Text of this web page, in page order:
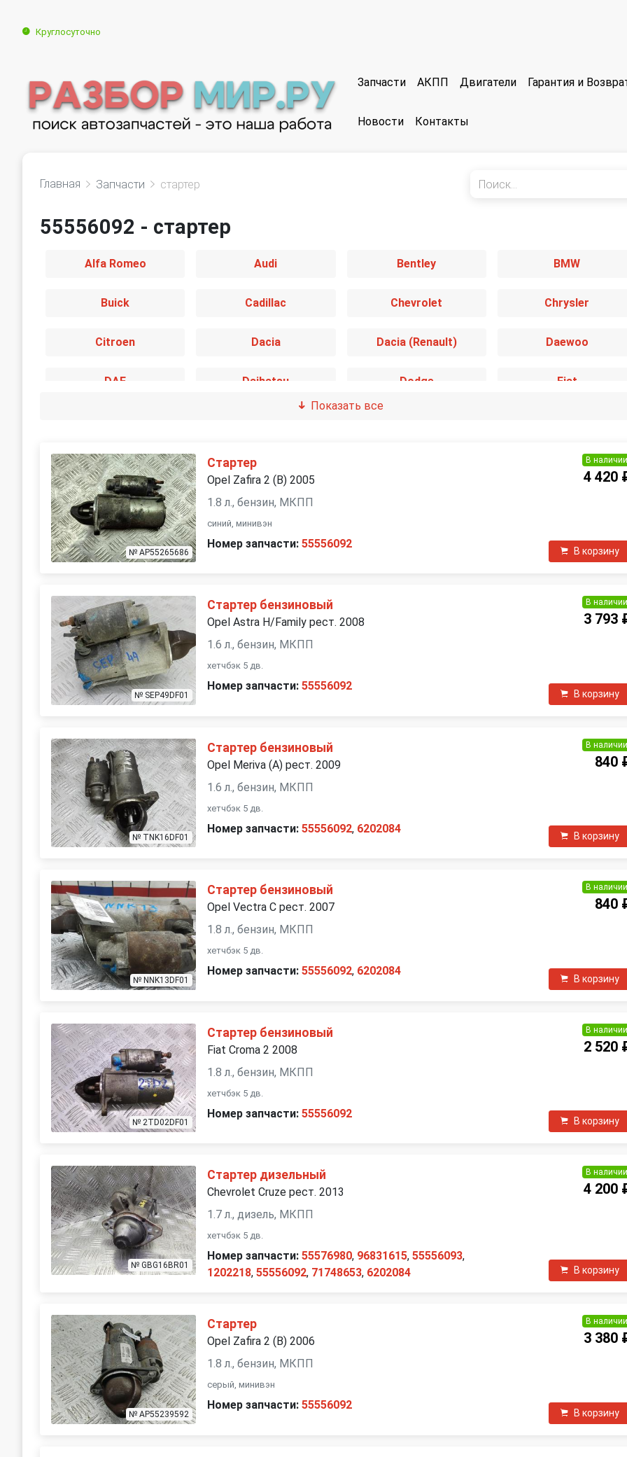
Круглосуточно
Запчасти АКПП Двигатели Гарантия и
Новости Контакты
Главная Запчасти стартер
55556092 - стартер
Alfa Romeo Audi Bentley BMW
Buick Cadillac Chevrolet Chrysler
Citroen Dacia Dacia (Renault) Daewoo
DAF Daihatsu Dodge Fiat
Honda Hummer Infiniti
Isuzu IVECO
Kia Lamborghini Land Rover
Mercedes-Benz MG Mitsubishi
Nissan
Proton Saab
SsangYong Subaru
Toyota Volkswagen
Показать все
№ AP55265686
Стартер
Opel Zafira 2 (B) 2005
1.8 л., бензин, МКПП
синий, минивэн
Номер запчасти: 55556092
В наличии
4 420
В корзину
№ SEP49DF01
Стартер бензиновый
Opel Astra H/Family рест. 2008
1.6 л., бензин, МКПП
хетчбэк 5 дв.
Номер запчасти: 55556092
В наличии
3 793
В корзину
№ TNK16DF01
Стартер бензиновый
Opel Meriva (A) рест. 2009
1.6 л., бензин, МКПП
хетчбэк 5 дв.
Номер запчасти: 55556092, 6202084
В наличии
840
В корзину
№ NNK13DF01
Стартер бензиновый
Opel Vectra C рест. 2007
1.8 л., бензин, МКПП
хетчбэк 5 дв.
Номер запчасти: 55556092, 6202084
В наличии
840
В корзину
№ 2TD02DF01
Стартер бензиновый
Fiat Croma 2 2008
1.8 л., бензин, МКПП
хетчбэк 5 дв.
Номер запчасти: 55556092
В наличии
2 520
В корзину
№ GBG16BR01
Стартер дизельный
Chevrolet Cruze рест. 2013
1.7 л., дизель, МКПП
хетчбэк 5 дв.
Номер запчасти: 55576980, 96831615,55556093,
1202218,55556092, 71748653, 6202084
В наличии
4 200
В корзину
№ AP55239592
Стартер
Opel Zafira 2 (B) 2006
1.8 л., бензин, МКПП
серый, минивэн
Номер запчасти: 55556092
В наличии
3 380
В корзину